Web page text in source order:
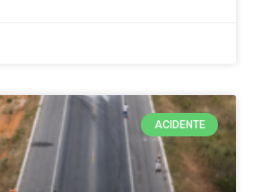
ACIDENTE